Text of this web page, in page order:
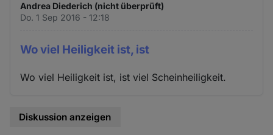
Andrea Diederich (nicht überprüft)
Do. 1 Sep 2016 - 12:18
Wo viel Heiligkeit ist, ist
Wo viel Heiligkeit ist, ist viel Scheinheiligkeit.
Diskussion anzeigen